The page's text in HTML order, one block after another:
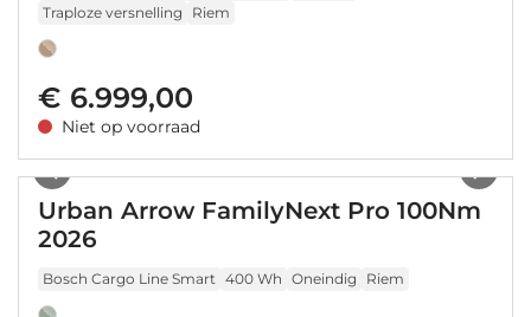
Traploze versnelling
Riem
€ 6.999,00
Niet op voorraad
Urban Arrow FamilyNext Pro 100Nm
2026
Bosch Cargo Line Smart 400 Wh Oneindig Riem